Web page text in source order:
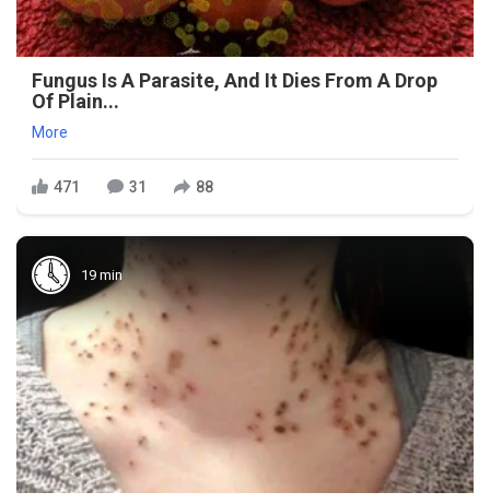
Fungus Is A Parasite, And It Dies From A Drop
Of Plain...
More
471 31 88
19 min